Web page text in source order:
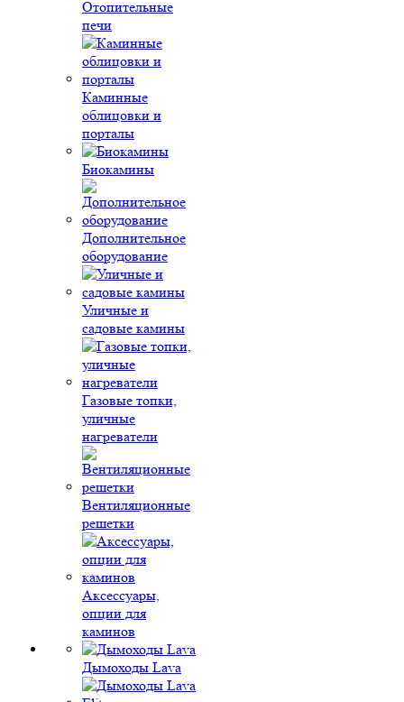
Отопительные
печи
Каминные
облицовки и
порталы
Биокамины
Дополнительное
оборудование
Уличные и
садовые камины
Газовые топки,
уличные
нагреватели
Вентиляционные
решетки
Аксессуары,
опции для
каминов
Дымоходы Lava